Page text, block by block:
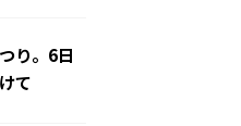
り。6日
て